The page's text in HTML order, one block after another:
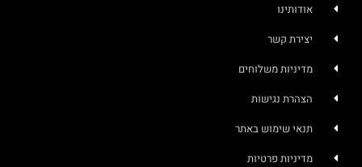
אודותינו
יצירת קשר
מדיניות משלוחים
הצהרת נגישות
תנאי שימוש באתר
מדיניות פרטיות